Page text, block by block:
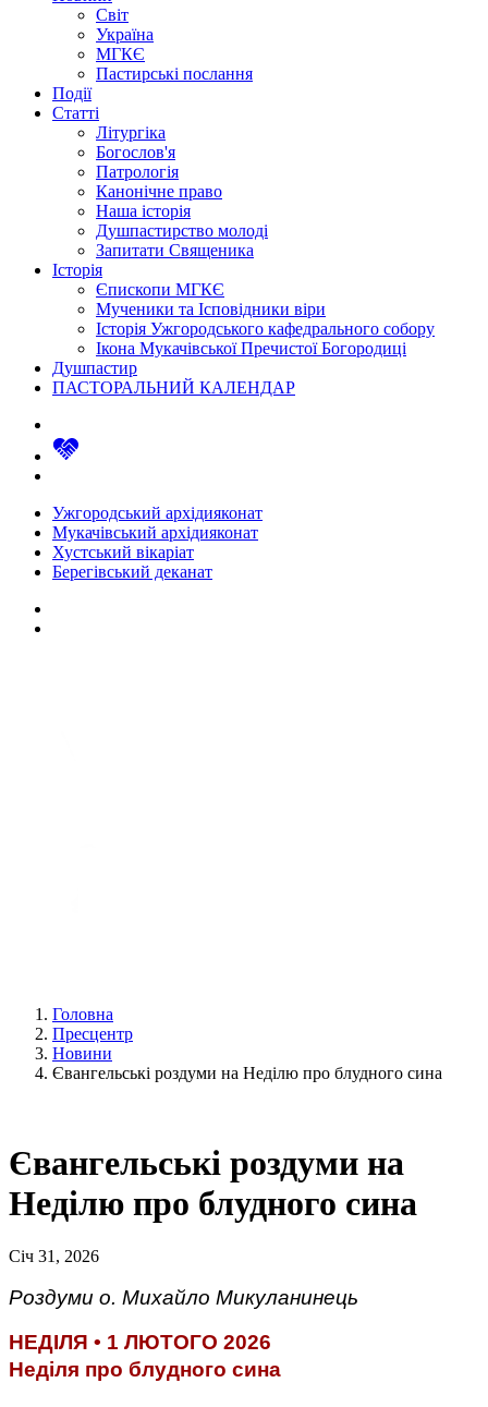
Світ
Україна
МГКЄ
Пастирські послання
Події
Статті
Літургіка
Богослов'я
Патрологія
Канонічне право
Наша історія
Душпастирство молоді
Запитати Священика
Історія
Єпископи МГКЄ
Мученики та Ісповідники віри
Історія Ужгородського кафедрального собору
Ікона Мукачівської Пречистої Богородиці
Душпастир
ПАСТОРАЛЬНИЙ КАЛЕНДАР
Ужгородський архідияконат
Мукачівський архідияконат
Хустський вікаріат
Берегівський деканат
Головна
Пресцентр
Новини
Євангельські роздуми на Неділю про блудного сина
Євангельські роздуми на
Неділю про блудного сина
Січ 31, 2026
Роздуми о. Михайло Микуланинець
НЕДІЛЯ • 1 ЛЮТОГО 2026
Неділя про блудного сина